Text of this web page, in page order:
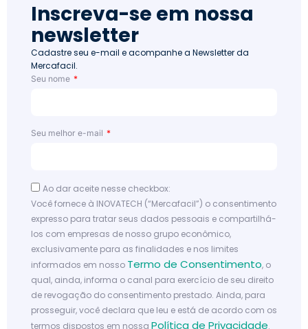
Inscreva-se em nossa
newsletter
Cadastre seu e-mail e acompanhe a Newsletter da
Mercafacil.
Seu nome
Seu melhor e-mail
Ao dar aceite nesse checkbox:
Você fornece à INOVATECH (“Mercafacil”) o consentimento
expresso para tratar seus dados pessoais e compartilhá-
los com empresas de nosso grupo econômico,
exclusivamente para as finalidades e nos limites
informados em nosso Termo de Consentimento, o
qual, ainda, informa o canal para exercício de seu direito
de revogação do consentimento prestado. Ainda, para
prosseguir, você declara que leu e está de acordo com os
termos dispostos em nossa Política de Privacidade.